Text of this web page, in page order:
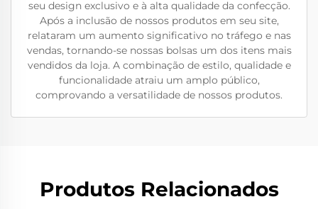
seu design exclusivo e à alta qualidade da confecção.
Após a inclusão de nossos produtos em seu site,
relataram um aumento significativo no tráfego e nas
vendas, tornando-se nossas bolsas um dos itens mais
vendidos da loja. A combinação de estilo, qualidade e
funcionalidade atraiu um amplo público,
comprovando a versatilidade de nossos produtos.
Produtos Relacionados